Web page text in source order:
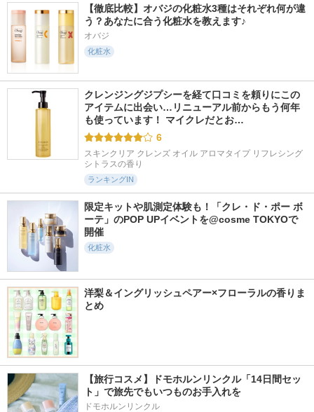
【徹底比較】オバジの化粧水3種はそれぞれ何が違
う？あなたに合う化粧水を教えます♪
オバジ
化粧水
クレンジングジプシーを経て口コミを頼りにこの
アイテムに出会い…リニューアル前からもう何年
も使っています！ マイクレだとお…
6
スキンクリア クレンズ オイル アロマタイプ リフレシング
シトラスの香り
ランキングIN
限定キットや肌測定体験も！「クレ・ド・ポー ボ
ーテ」のPOP UPイベントを@cosme TOKYOで
開催
化粧水
洋梨＆イングリッシュペアー×フローラルの香りま
とめ
【旅行コスメ】ドモホルンリンクル「14日間セッ
ト」で旅先でもいつものお手入れを
ドモホルンリンクル